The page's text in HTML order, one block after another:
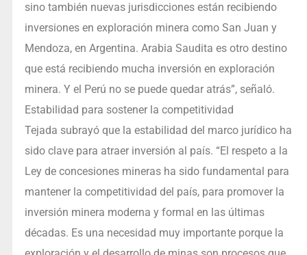
sino también nuevas jurisdicciones están recibiendo
inversiones en exploración minera como San Juan y
Mendoza, en Argentina. Arabia Saudita es otro destino
que está recibiendo mucha inversión en exploración
minera. Y el Perú no se puede quedar atrás”, señaló.
Estabilidad para sostener la competitividad
Tejada subrayó que la estabilidad del marco jurídico ha
sido clave para atraer inversión al país. “El respeto a la
Ley de concesiones mineras ha sido fundamental para
mantener la competitividad del país, para promover la
inversión minera moderna y formal en las últimas
décadas. Es una necesidad muy importante porque la